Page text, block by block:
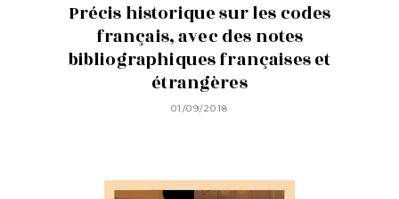
Précis historique sur les codes
français, avec des notes
bibliographiques françaises et
étrangères
01/09/2018